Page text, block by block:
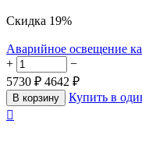
Скидка 19%
Аварийное освещение
+
−
5730 ₽ 4642 ₽
В корзину
Купить в
